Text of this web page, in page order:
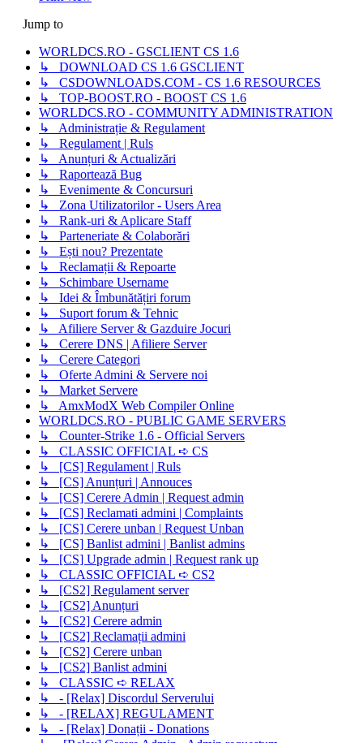
Jump to
WORLDCS.RO - GSCLIENT CS 1.6
↳ DOWNLOAD CS 1.6 GSCLIENT
↳ CSDOWNLOADS.COM - CS 1.6 RESOURCES
↳ TOP-BOOST.RO - BOOST CS 1.6
WORLDCS.RO - COMMUNITY ADMINISTRATION
↳ Administrație & Regulament
↳ Regulament | Ruls
↳ Anunțuri & Actualizări
↳ Raportează Bug
↳ Evenimente & Concursuri
↳ Zona Utilizatorilor - Users Area
↳ Rank-uri & Aplicare Staff
↳ Parteneriate & Colaborări
↳ Ești nou? Prezentate
↳ Reclamații & Repoarte
↳ Schimbare Username
↳ Idei & Îmbunătățiri forum
↳ Suport forum & Tehnic
↳ Afiliere Server & Gazduire Jocuri
↳ Cerere DNS | Afiliere Server
↳ Cerere Categori
↳ Oferte Admini & Servere noi
↳ Market Servere
↳ AmxModX Web Compiler Online
WORLDCS.RO - PUBLIC GAME SERVERS
↳ Counter-Strike 1.6 - Official Servers
↳ CLASSIC OFFICIAL ➪ CS
↳ [CS] Regulament | Ruls
↳ [CS] Anunțuri | Annouces
↳ [CS] Cerere Admin | Request admin
↳ [CS] Reclamati admini | Complaints
↳ [CS] Cerere unban | Request Unban
↳ [CS] Banlist admini | Banlist admins
↳ [CS] Upgrade admin | Request rank up
↳ CLASSIC OFFICIAL ➪ CS2
↳ [CS2] Regulament server
↳ [CS2] Anunțuri
↳ [CS2] Cerere admin
↳ [CS2] Reclamații admini
↳ [CS2] Cerere unban
↳ [CS2] Banlist admini
↳ CLASSIC ➪ RELAX
↳ - [Relax] Discordul Serverului
↳ - [RELAX] REGULAMENT
↳ - [Relax] Donații - Donations